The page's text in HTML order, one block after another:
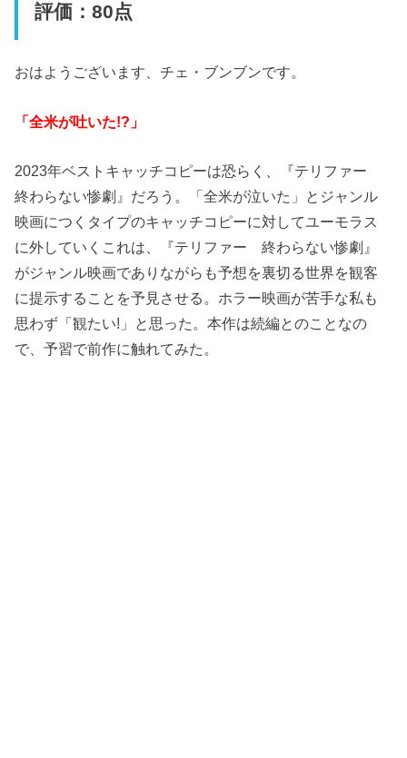
評価：80点
おはようございます、チェ・ブンブンです。
「全米が吐いた!?」
2023年ベストキャッチコピーは恐らく、『テリファー
終わらない惨劇』だろう。「全米が泣いた」とジャンル
映画につくタイプのキャッチコピーに対してユーモラス
に外していくこれは、『テリファー 終わらない惨劇』
がジャンル映画でありながらも予想を裏切る世界を観客
に提示することを予見させる。ホラー映画が苦手な私も
思わず「観たい!」と思った。本作は続編とのことなの
で、予習で前作に触れてみた。